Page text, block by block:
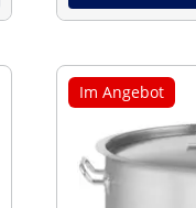
Im Angebot